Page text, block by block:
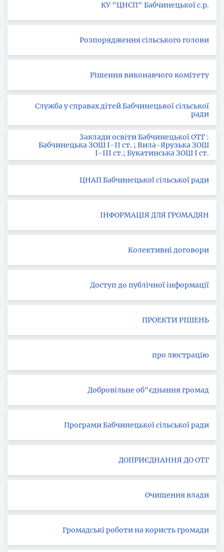
КУ "ЦНСП" Бабчинецької с.р.
Розпорядження сільського голови
Рішення виконавчого комітету
Служба у справах дітей Бабчинецької сільської
ради
Заклади освіти Бабчинецької ОТГ :
Бабчинецька ЗОШ І-ІІ ст. ; Вила-Ярузька ЗОШ
І-ІІІ ст.; Букатинська ЗОШ І ст.
ЦНАП Бабчинецької сільської ради
ІНФОРМАЦІЯ ДЛЯ ГРОМАДЯН
Колективні договори
Доступ до публічної інформації
ПРОЕКТИ РІШЕНЬ
про люстрацію
Добровільне об"єднання громад
Програми Бабчинецької сільської ради
ДОПРИЄДНАННЯ ДО ОТГ
Очищення влади
Громадські роботи на користь громади